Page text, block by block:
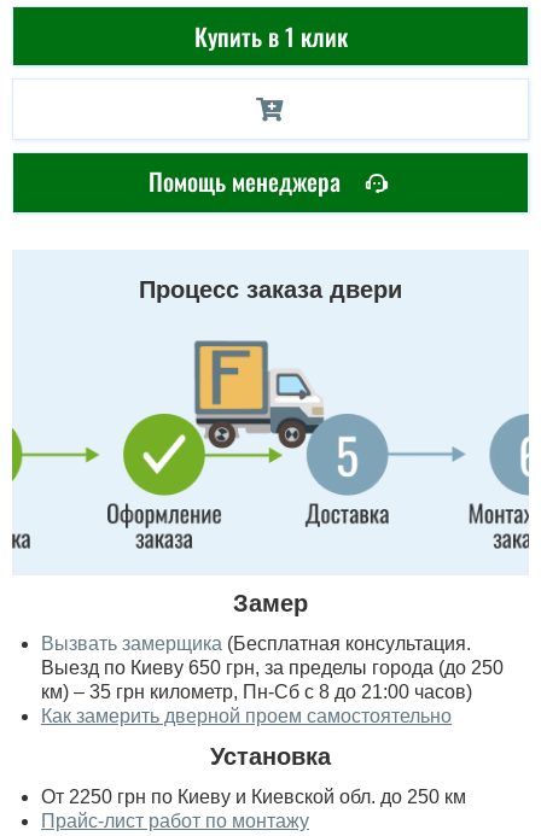
Купить в 1 клик
Помощь менеджера
Процесс заказа двери
Замер
Вызвать замерщика (Бесплатная консультация.
Выезд по Киеву 650 грн, за пределы города (до 250
км) – 35 грн километр, Пн-Сб с 8 до 21:00 часов)
Как замерить дверной проем самостоятельно
Установка
От 2250 грн по Киеву и Киевской обл. до 250 км
Прайс-лист работ по монтажу